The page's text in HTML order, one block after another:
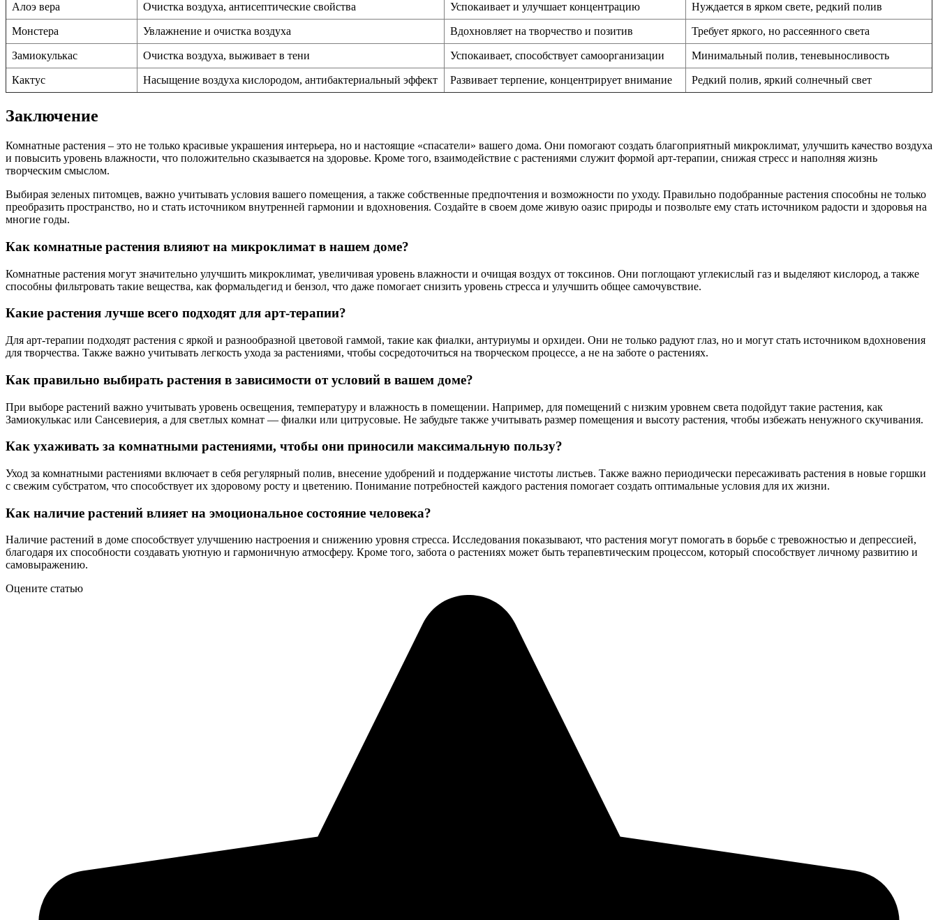
Алоэ вера Очистка воздуха, антисептические свойства Успокаивает и улучшает концентрацию Нуждается в ярком свете, редкий полив
Монстера Увлажнение и очистка воздуха Вдохновляет на творчество и позитив Требует яркого, но рассеянного света
Замиокулькас Очистка воздуха, выживает в тени Успокаивает, способствует самоорганизации Минимальный полив, теневыносливость
Кактус Насыщение воздуха кислородом, антибактериальный эффект Развивает терпение, концентрирует внимание Редкий полив, яркий солнечный свет
Заключение
Комнатные растения – это не только красивые украшения интерьера, но и настоящие «спасатели» вашего дома. Они помогают создать благоприятный микроклимат, улучшить качество воздуха
и повысить уровень влажности, что положительно сказывается на здоровье. Кроме того, взаимодействие с растениями служит формой арт-терапии, снижая стресс и наполняя жизнь
творческим смыслом.
Выбирая зеленых питомцев, важно учитывать условия вашего помещения, а также собственные предпочтения и возможности по уходу. Правильно подобранные растения способны не только
преобразить пространство, но и стать источником внутренней гармонии и вдохновения. Создайте в своем доме живую оазис природы и позвольте ему стать источником радости и здоровья на
многие годы.
Как комнатные растения влияют на микроклимат в нашем доме?
Комнатные растения могут значительно улучшить микроклимат, увеличивая уровень влажности и очищая воздух от токсинов. Они поглощают углекислый газ и выделяют кислород, а также
способны фильтровать такие вещества, как формальдегид и бензол, что даже помогает снизить уровень стресса и улучшить общее самочувствие.
Какие растения лучше всего подходят для арт-терапии?
Для арт-терапии подходят растения с яркой и разнообразной цветовой гаммой, такие как фиалки, антуриумы и орхидеи. Они не только радуют глаз, но и могут стать источником вдохновения
для творчества. Также важно учитывать легкость ухода за растениями, чтобы сосредоточиться на творческом процессе, а не на заботе о растениях.
Как правильно выбирать растения в зависимости от условий в вашем доме?
При выборе растений важно учитывать уровень освещения, температуру и влажность в помещении. Например, для помещений с низким уровнем света подойдут такие растения, как
Замиокулькас или Сансевиерия, а для светлых комнат — фиалки или цитрусовые. Не забудьте также учитывать размер помещения и высоту растения, чтобы избежать ненужного скучивания.
Как ухаживать за комнатными растениями, чтобы они приносили максимальную пользу?
Уход за комнатными растениями включает в себя регулярный полив, внесение удобрений и поддержание чистоты листьев. Также важно периодически пересаживать растения в новые горшки
с свежим субстратом, что способствует их здоровому росту и цветению. Понимание потребностей каждого растения помогает создать оптимальные условия для их жизни.
Как наличие растений влияет на эмоциональное состояние человека?
Наличие растений в доме способствует улучшению настроения и снижению уровня стресса. Исследования показывают, что растения могут помогать в борьбе с тревожностью и депрессией,
благодаря их способности создавать уютную и гармоничную атмосферу. Кроме того, забота о растениях может быть терапевтическим процессом, который способствует личному развитию и
самовыражению.
Оцените статью